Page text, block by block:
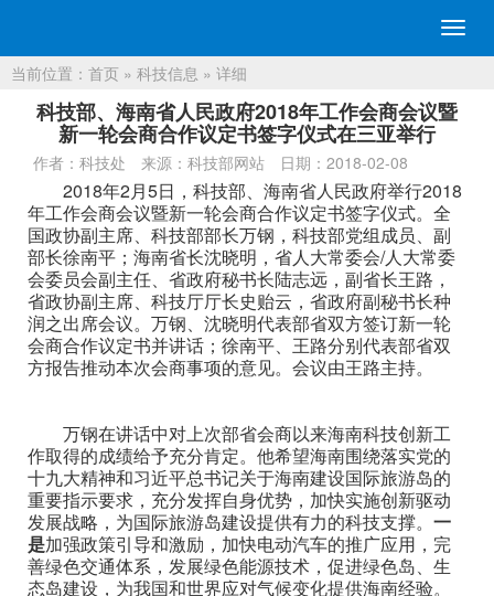
切
换
当前位置： 首页 » 科技信息 » 详细
科技部、海南省人民政府2018年工作会商会议暨
新一轮会商合作议定书签字仪式在三亚举行
作者：科技处 来源：科技部网站 日期：2018-02-08
2018年2月5日，科技部、海南省人民政府举行2018
年工作会商会议暨新一轮会商合作议定书签字仪式。全
国政协副主席、科技部部长万钢，科技部党组成员、副
部长徐南平；海南省长沈晓明，省人大常委会/人大常委
会委员会副主任、省政府秘书长陆志远，副省长王路，
省政协副主席、科技厅厅长史贻云，省政府副秘书长种
润之出席会议。万钢、沈晓明代表部省双方签订新一轮
会商合作议定书并讲话；徐南平、王路分别代表部省双
方报告推动本次会商事项的意见。会议由王路主持。
万钢在讲话中对上次部省会商以来海南科技创新工
作取得的成绩给予充分肯定。他希望海南围绕落实党的
十九大精神和习近平总书记关于海南建设国际旅游岛的
重要指示要求，充分发挥自身优势，加快实施创新驱动
发展战略，为国际旅游岛建设提供有力的科技支撑。 一
是加强政策引导和激励，加快电动汽车的推广应用，完
善绿色交通体系，发展绿色能源技术，促进绿色岛、生
态岛建设，为我国和世界应对气候变化提供海南经验。